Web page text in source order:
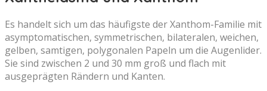
Es handelt sich um das häufigste der Xanthom-Familie mit
asymptomatischen, symmetrischen, bilateralen, weichen,
gelben, samtigen, polygonalen Papeln um die Augenlider.
Sie sind zwischen 2 und 30 mm groß und flach mit
ausgeprägten Rändern und Kanten.